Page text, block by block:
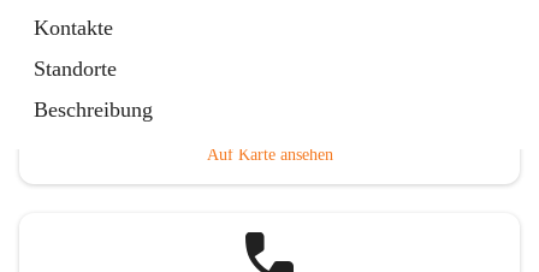
Kontakte
Standorte
Beschreibung
Auf Karte ansehen